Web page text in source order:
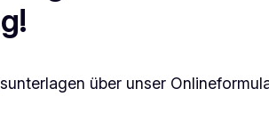
über unser